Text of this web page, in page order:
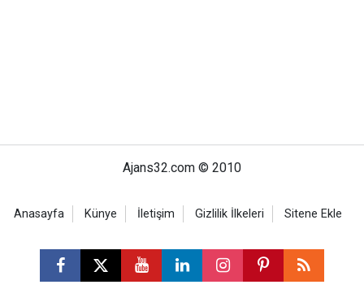
Ajans32.com © 2010
Anasayfa Künye İletişim Gizlilik İlkeleri Sitene Ekle